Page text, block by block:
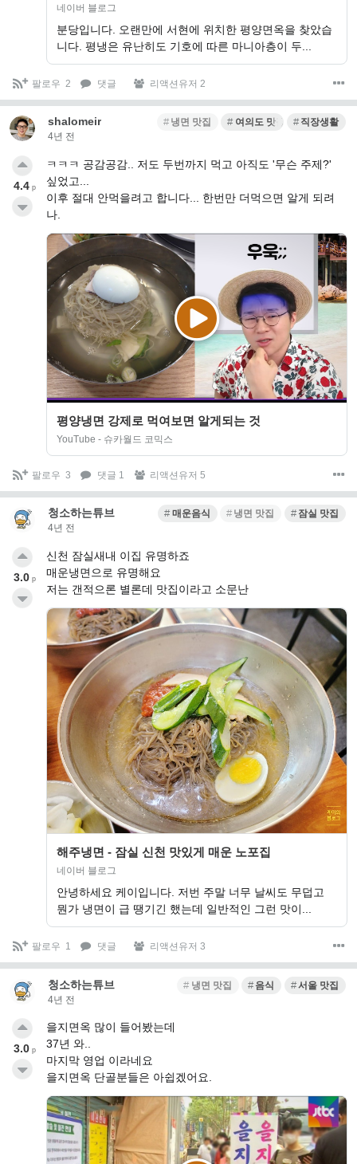
네이버 블로그
분당입니다. 오랜만에 서현에 위치한 평양면옥을 찾았습
니다. 평냉은 유난히도 기호에 따른 마니아층이 두...
팔로우 2 댓글 리액션유저 2
shalomeir
4년 전
냉면 맛집 여의도 맛집 직장생활
ㅋㅋㅋ 공감공감.. 저도 두번까지 먹고 아직도 '무슨 주제?'
싶었고...
이후 절대 안먹을려고 합니다... 한번만 더먹으면 알게 되려
나.
평양냉면 강제로 먹여보면 알게되는 것
YouTube - 슈카월드 코믹스
4.4 p
팔로우 3 댓글 1 리액션유저 5
청소하는튜브
4년 전
매운음식 냉면 맛집 잠실 맛집
신천 잠실새내 이집 유명하죠
매운냉면으로 유명해요
저는 갠적으론 별론데 맛집이라고 소문난
해주냉면 - 잠실 신천 맛있게 매운 노포집
네이버 블로그
안녕하세요 케이입니다. 저번 주말 너무 날씨도 무덥고
뭔가 냉면이 급 땡기긴 했는데 일반적인 그런 맛이...
3.0 p
팔로우 1 댓글 리액션유저 3
청소하는튜브
4년 전
냉면 맛집 음식 서울 맛집
을지면옥 많이 들어봤는데
37년 와..
마지막 영업 이라네요
을지면옥 단골분들은 아쉽겠어요.
3.0 p